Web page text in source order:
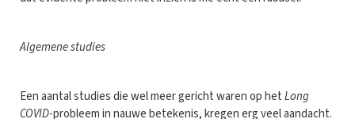
Algemene studies
Een aantal studies die wel meer gericht waren op hetLong
COVID-probleem in nauwe betekenis, kregen erg veel aandacht.